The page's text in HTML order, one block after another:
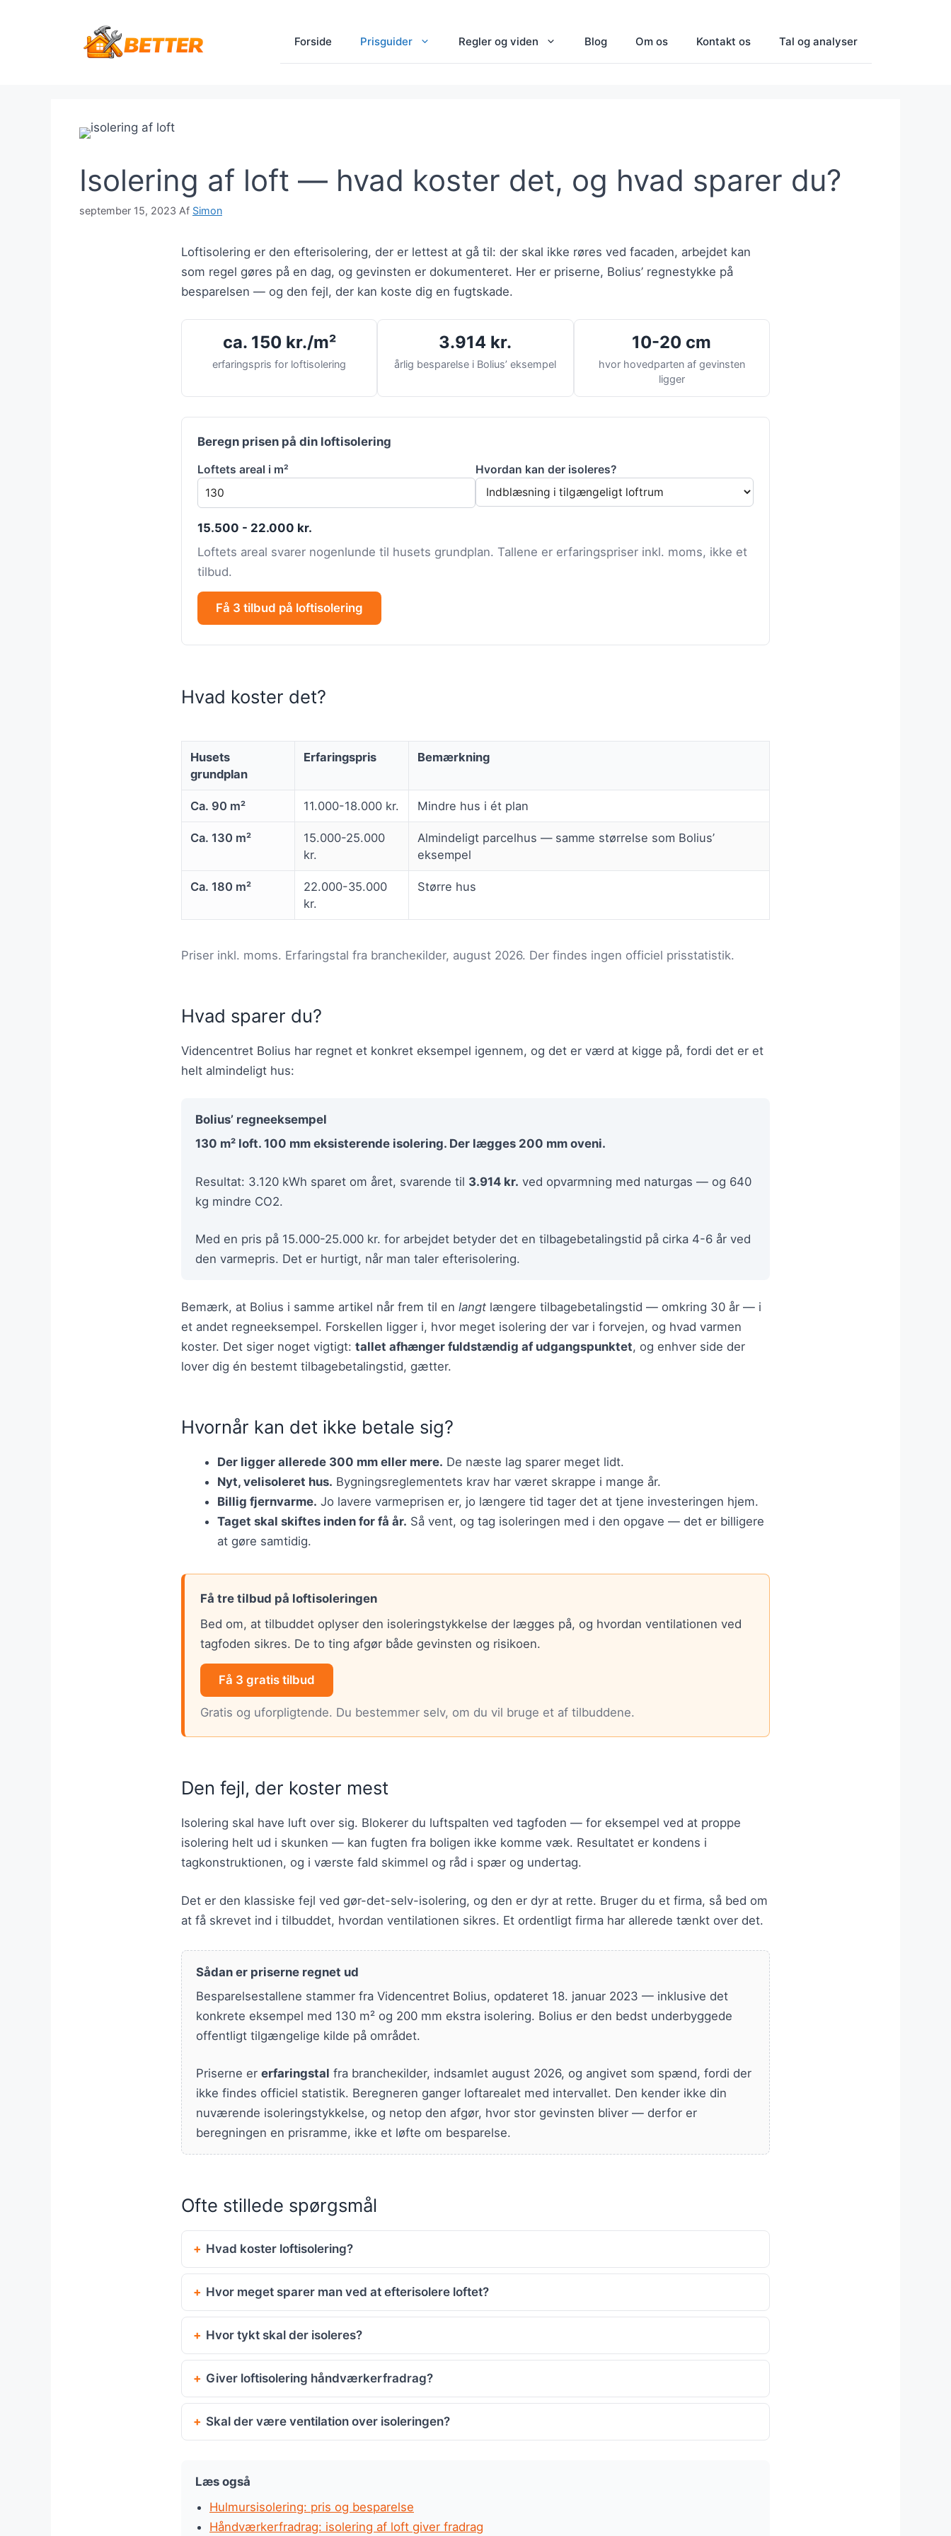
Forside Prisguider Regler og viden Blog Om os Kontakt os Tal og analyser
Isolering af loft — hvad koster det, og hvad sparer du?
september 15, 2023 Af Simon
Loftisolering er den efterisolering, der er lettest at gå til: der skal ikke røres ved facaden, arbejdet kan
som regel gøres på en dag, og gevinsten er dokumenteret. Her er priserne, Bolius’ regnestykke på
besparelsen — og den fejl, der kan koste dig en fugtskade.
ca. 150 kr./m²
erfaringspris for loftisolering
3.914 kr.
årlig besparelse i Bolius’ eksempel
10-20 cm
hvor hovedparten af gevinsten
ligger
Beregn prisen på din loftisolering
Loftets areal i m² Hvordan kan der isoleres?
15.500 - 22.000 kr.
Loftets areal svarer nogenlunde til husets grundplan. Tallene er erfaringspriser inkl. moms, ikke et
tilbud.
Få 3 tilbud på loftisolering
Hvad koster det?
Husets
grundplan
Erfaringspris Bemærkning
Ca. 90 m² 11.000-18.000 kr. Mindre hus i ét plan
Ca. 130 m²
15.000-25.000
kr.
Almindeligt parcelhus — samme størrelse som Bolius’
eksempel
Ca. 180 m²
22.000-35.000
kr.
Større hus
Priser inkl. moms. Erfaringstal fra brancheкilder, august 2026. Der findes ingen officiel prisstatistik.
Hvad sparer du?
Videncentret Bolius har regnet et konkret eksempel igennem, og det er værd at kigge på, fordi det er et
helt almindeligt hus:
Bolius’ regneeksempel
130 m² loft. 100 mm eksisterende isolering. Der lægges 200 mm oveni.
Resultat: 3.120 kWh sparet om året, svarende til 3.914 kr. ved opvarmning med naturgas — og 640
kg mindre CO2.
Med en pris på 15.000-25.000 kr. for arbejdet betyder det en tilbagebetalingstid på cirka 4-6 år ved
den varmepris. Det er hurtigt, når man taler efterisolering.
Bemærk, at Bolius i samme artikel når frem til en langt længere tilbagebetalingstid — omkring 30 år — i
et andet regneeksempel. Forskellen ligger i, hvor meget isolering der var i forvejen, og hvad varmen
koster. Det siger noget vigtigt: tallet afhænger fuldstændig af udgangspunktet, og enhver side der
lover dig én bestemt tilbagebetalingstid, gætter.
Hvornår kan det ikke betale sig?
Der ligger allerede 300 mm eller mere. De næste lag sparer meget lidt.
Nyt, velisoleret hus. Bygningsreglementets krav har været skrappe i mange år.
Billig fjernvarme. Jo lavere varmeprisen er, jo længere tid tager det at tjene investeringen hjem.
Taget skal skiftes inden for få år. Så vent, og tag isoleringen med i den opgave — det er billigere
at gøre samtidig.
Få tre tilbud på loftisoleringen
Bed om, at tilbuddet oplyser den isoleringstykkelse der lægges på, og hvordan ventilationen ved
tagfoden sikres. De to ting afgør både gevinsten og risikoen.
Få 3 gratis tilbud
Gratis og uforpligtende. Du bestemmer selv, om du vil bruge et af tilbuddene.
Den fejl, der koster mest
Isolering skal have luft over sig. Blokerer du luftspalten ved tagfoden — for eksempel ved at proppe
isolering helt ud i skunken — kan fugten fra boligen ikke komme væk. Resultatet er kondens i
tagkonstruktionen, og i værste fald skimmel og råd i spær og undertag.
Det er den klassiske fejl ved gør-det-selv-isolering, og den er dyr at rette. Bruger du et firma, så bed om
at få skrevet ind i tilbuddet, hvordan ventilationen sikres. Et ordentligt firma har allerede tænkt over det.
Sådan er priserne regnet ud
Besparelsestallene stammer fra Videncentret Bolius, opdateret 18. januar 2023 — inklusive det
konkrete eksempel med 130 m² og 200 mm ekstra isolering. Bolius er den bedst underbyggede
offentligt tilgængelige kilde på området.
Priserne er erfaringstal fra brancheкilder, indsamlet august 2026, og angivet som spænd, fordi der
ikke findes officiel statistik. Beregneren ganger loftarealet med intervallet. Den kender ikke din
nuværende isoleringstykkelse, og netop den afgør, hvor stor gevinsten bliver — derfor er
beregningen en prisramme, ikke et løfte om besparelse.
Ofte stillede spørgsmål
Hvad koster loftisolering?
Hvor meget sparer man ved at efterisolere loftet?
Hvor tykt skal der isoleres?
Giver loftisolering håndværkerfradrag?
Skal der være ventilation over isoleringen?
Læs også
Hulmursisolering: pris og besparelse
Håndværkerfradrag: isolering af loft giver fradrag